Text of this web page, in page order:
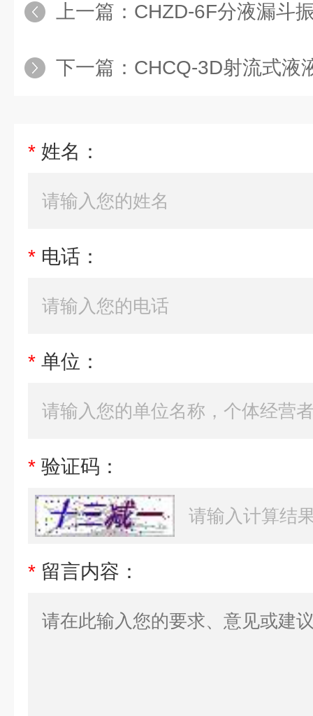
上一篇： CHZD-6F分液漏斗
下一篇： CHCQ-3D射流式液
* 姓名：
* 电话：
* 单位：
* 验证码：
* 留言内容：